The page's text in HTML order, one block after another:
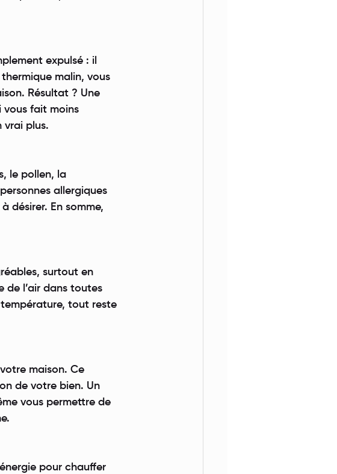
expulsé : il
malin, vous
Résultat ? Une
fait moins
vrai plus.
le pollen, la
allergiques
désirer. En somme,
surtout en
de l’air dans toutes
tout reste
maison. Ce
de votre bien. Un
vous permettre de
pour chauffer